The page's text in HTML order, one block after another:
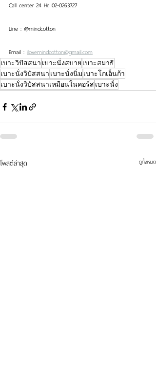
Call center 24 Hr. 02-0263727
Line : @mindcotton
Email : ilovemindcotton@gmail.com
เบาะวิปัสสนา เบาะนั่งสบาย เบาะสมาธิ
เบาะนั่งวิปัสสนา เบาะนั่งนิ่ม เบาะโกเอ็นก้า
เบาะนั่งวิปัสสนาเหมือนในคอร์ส เบาะนั่ง
โพสต์ล่าสุด ดูทั้งหมด